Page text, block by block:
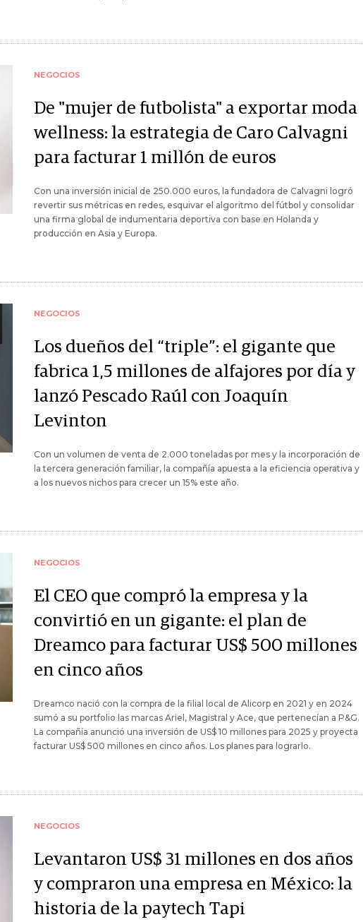
NEGOCIOS
De "mujer de futbolista" a exportar moda
wellness: la estrategia de Caro Calvagni
para facturar 1 millón de euros
Con una inversión inicial de 250.000 euros, la fundadora de Calvagni logró
revertir sus métricas en redes, esquivar el algoritmo del fútbol y consolidar
una firma global de indumentaria deportiva con base en Holanda y
producción en Asia y Europa.
NEGOCIOS
Los dueños del “triple”: el gigante que
fabrica 1,5 millones de alfajores por día y
lanzó Pescado Raúl con Joaquín
Levinton
Con un volumen de venta de 2.000 toneladas por mes y la incorporación de
la tercera generación familiar, la compañía apuesta a la eficiencia operativa y
a los nuevos nichos para crecer un 15% este año.
NEGOCIOS
El CEO que compró la empresa y la
convirtió en un gigante: el plan de
Dreamco para facturar US$ 500 millones
en cinco años
Dreamco nació con la compra de la filial local de Alicorp en 2021 y en 2024
sumó a su portfolio las marcas Ariel, Magistral y Ace, que pertenecían a P&G.
La compañía anunció una inversión de US$ 10 millones para 2025 y proyecta
facturar US$ 500 millones en cinco años. Los planes para lograrlo.
NEGOCIOS
Levantaron US$ 31 millones en dos años
y compraron una empresa en México: la
historia de la paytech Tapi